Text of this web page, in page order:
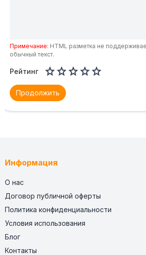
Примечание: HTML разметка не
обычный текст.
Рейтинг 
Продолжить
Информация
О нас
Договор публичной оферты
Политика конфиденциальности
Условия использования
Блог
Контакты